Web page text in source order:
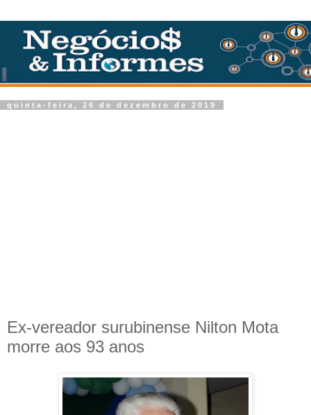
quinta-feira, 26 de dezembro de 2019
Ex-vereador surubinense Nilton Mota
morre aos 93 anos